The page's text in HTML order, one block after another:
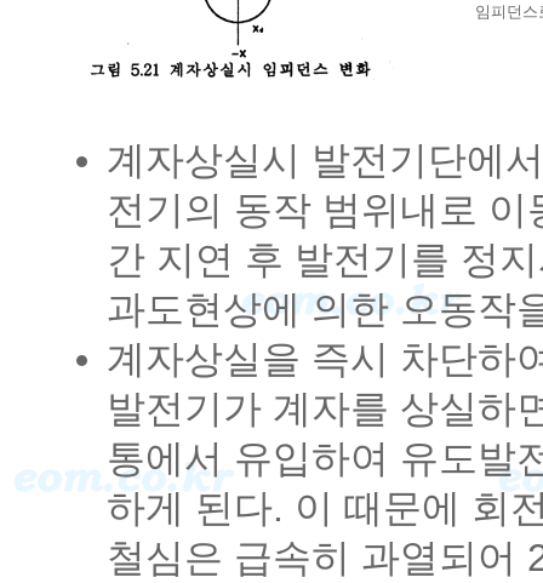
임피던
계자상실시 발전기단에
전기의 동작 범위내로
간 지연 후 발전기를 정
과도현상에 의한 오동작
계자상실을 즉시 차단하
발전기가 계자를 상실하
통에서 유입하여 유도발
하게 된다. 이 때문에 회
철심은 급속히 과열되어